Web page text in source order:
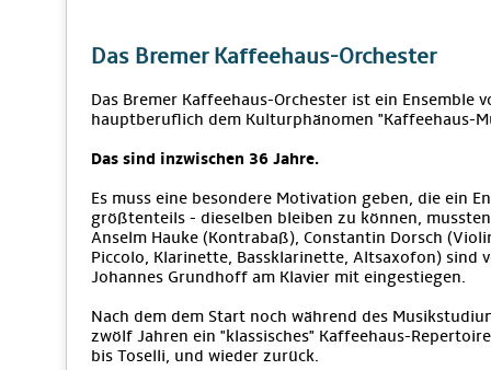
Das Bremer Kaffeehaus-Orchester
Das Bremer Kaffeehaus-Orchester ist ein
hauptberuflich dem Kulturphänomen "Kaffeehaus-
Das sind inzwischen 36 Jahre.
Es muss eine besondere Motivation geben, die ein
größtenteils - dieselben bleiben zu können,
Anselm Hauke (Kontrabaß), Constantin Dorsch
Piccolo, Klarinette, Bassklarinette, Altsaxofon)
Johannes Grundhoff am Klavier mit eingestiegen.
Nach dem dem Start noch während des
zwölf Jahren ein "klassisches" Kaffeehaus-
bis Toselli, und wieder zurück.